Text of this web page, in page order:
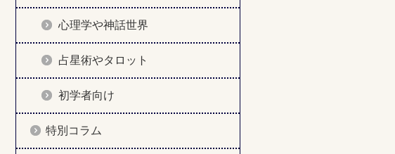
心理学や神話世界
占星術やタロット
初学者向け
特別コラム